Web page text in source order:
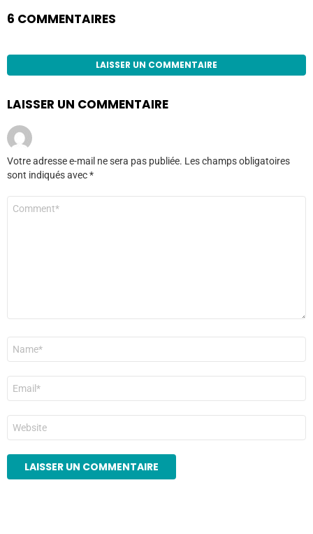
6 COMMENTAIRES
LAISSER UN COMMENTAIRE
LAISSER UN COMMENTAIRE
Votre adresse e-mail ne sera pas publiée. Les champs obligatoires
sont indiqués avec*
mail
*
Site
web